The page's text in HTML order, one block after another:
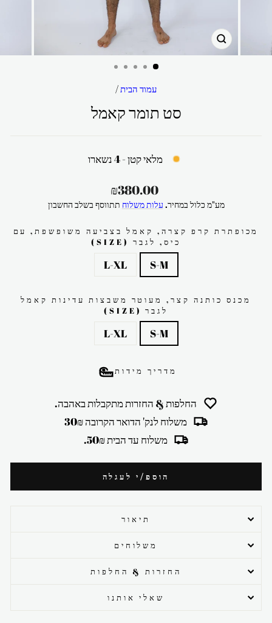
סגור
עמוד הבית/
סט תומר קאמל
מלאי קטן - 4 נשארו
מחיר
רגיל
₪380.00
מע"מ כלול במחיר. עלות משלוח תתווסף בשלב החשבון
מכופתרת קרפ קצרה, קאמל בצביעה משופשפת, עם
כיס, לגבר (SIZE)
S-M
L-XL
מכנס כותנה קצר, מעוטר משבצות עדינות קאמל
לגבר (SIZE)
S-M
L-XL
מדריך מידות
החלפות & החזרות מתקבלות באהבה.
משלוח לנק' הדואר הקרובה 30₪
משלוח עד הבית 50₪.
הוספ/י לעגלה
תיאור
משלוחים
החזרות & החלפות
שאלי אותנו